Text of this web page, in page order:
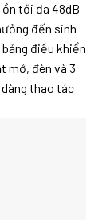
tối đa 48dB
đến sinh
điều khiển
mở, đèn và 3
thao tác